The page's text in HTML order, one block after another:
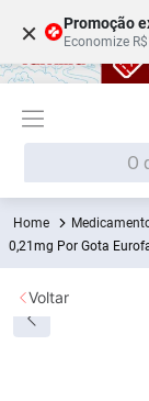
× Promoção
Economize
O que você está
0,21mg Por Gota
Voltar
Termos
1º Fralda
2